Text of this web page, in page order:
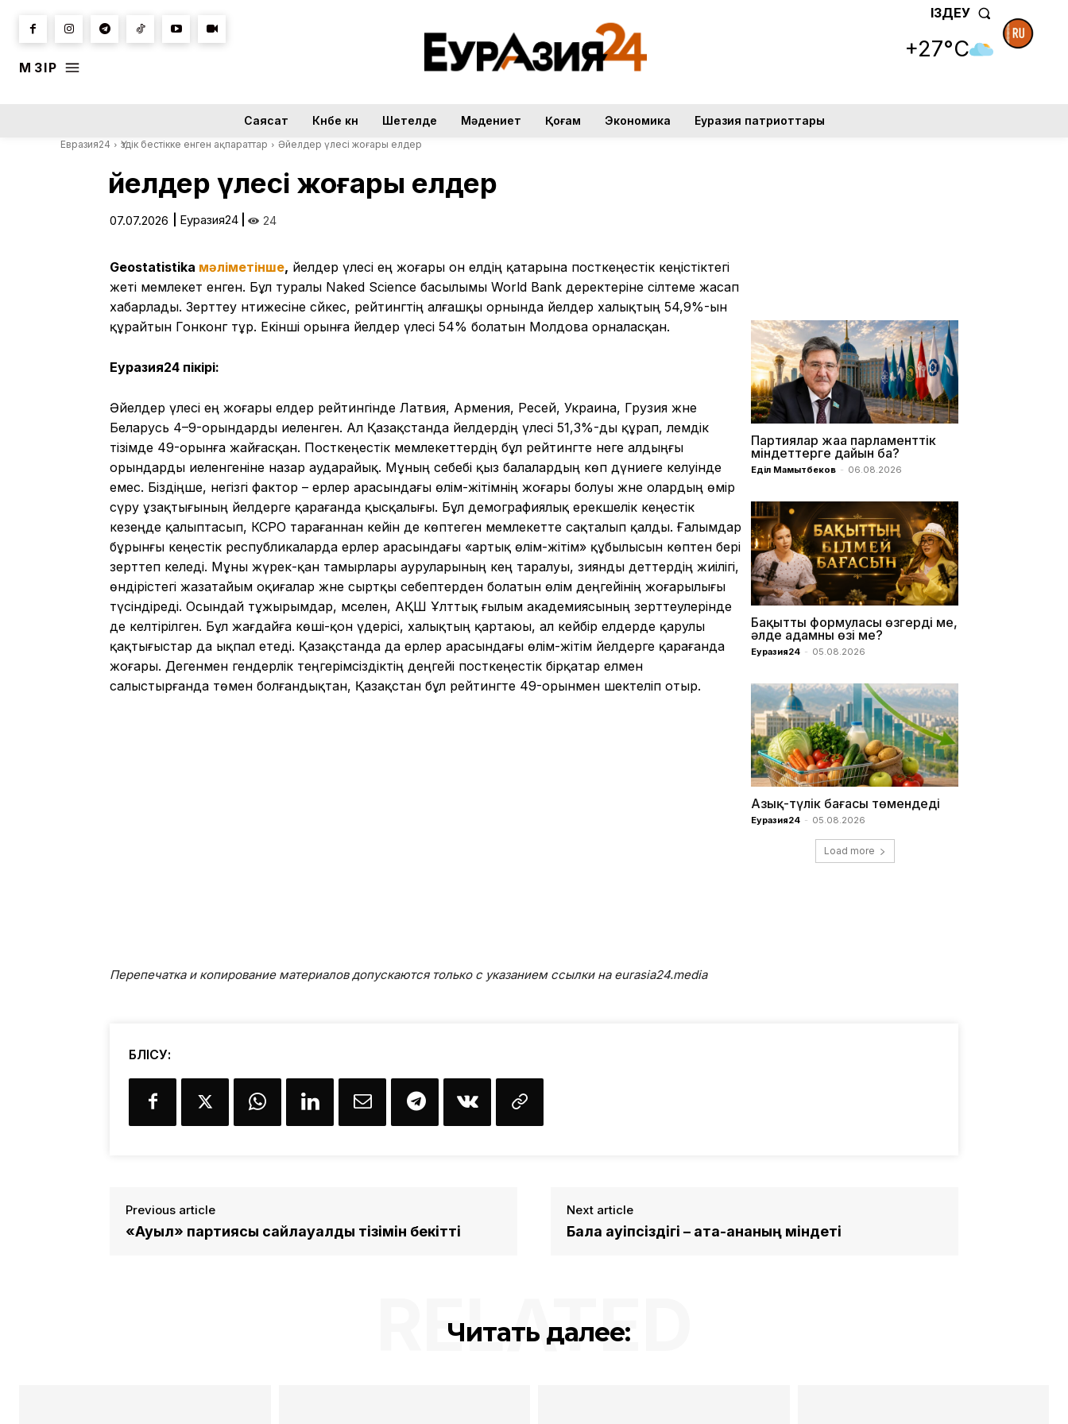
МӘЗІР
ІЗДЕУ
+27°C
Саясат Күнбе күн Шетелде Мәдениет Қоғам Экономика Еуразия патриоттары
Евразия24 Үздік бестікке енген ақпараттар Әйелдер үлесі жоғары елдер
Әйелдер үлесі жоғары елдер
07.07.2026 Еуразия24 24
Geostatistika мәліметінше, әйелдер үлесі ең жоғары он елдің қатарына посткеңестік кеңістіктегі
жеті мемлекет енген. Бұл туралы Naked Science басылымы World Bank деректеріне сілтеме жасап
хабарлады. Зерттеу нәтижесіне сәйкес, рейтингтің алғашқы орнында әйелдер халықтың 54,9%-ын
құрайтын Гонконг тұр. Екінші орынға әйелдер үлесі 54% болатын Молдова орналасқан.
Еуразия24 пікірі:
Әйелдер үлесі ең жоғары елдер рейтингінде Латвия, Армения, Ресей, Украина, Грузия және
Беларусь 4–9-орындарды иеленген. Ал Қазақстанда әйелдердің үлесі 51,3%-ды құрап, әлемдік
тізімде 49-орынға жайғасқан. Посткеңестік мемлекеттердің бұл рейтингте неге алдыңғы
орындарды иеленгеніне назар аударайық. Мұның себебі қыз балалардың көп дүниеге келуінде
емес. Біздіңше, негізгі фактор – ерлер арасындағы өлім-жітімнің жоғары болуы және олардың өмір
сүру ұзақтығының әйелдерге қарағанда қысқалығы. Бұл демографиялық ерекшелік кеңестік
кезеңде қалыптасып, КСРО тарағаннан кейін де көптеген мемлекетте сақталып қалды. Ғалымдар
бұрынғы кеңестік республикаларда ерлер арасындағы «артық өлім-жітім» құбылысын көптен бері
зерттеп келеді. Мұны жүрек-қан тамырлары ауруларының кең таралуы, зиянды әдеттердің жиілігі,
өндірістегі жазатайым оқиғалар және сыртқы себептерден болатын өлім деңгейінің жоғарылығы
түсіндіреді. Осындай тұжырымдар, мәселен, АҚШ Ұлттық ғылым академиясының зерттеулерінде
де келтірілген. Бұл жағдайға көші-қон үдерісі, халықтың қартаюы, ал кейбір елдерде қарулы
қақтығыстар да ықпал етеді. Қазақстанда да ерлер арасындағы өлім-жітім әйелдерге қарағанда
жоғары. Дегенмен гендерлік теңгерімсіздіктің деңгейі посткеңестік бірқатар елмен
салыстырғанда төмен болғандықтан, Қазақстан бұл рейтингте 49-орынмен шектеліп отыр.
Партиялар жаңа парламенттік
міндеттерге дайын ба?
Еділ Мамытбеков - 06.08.2026
Бақыттың формуласы өзгерді ме,
әлде адамның өзі ме?
Еуразия24 - 05.08.2026
Азық-түлік бағасы төмендеді
Еуразия24 - 05.08.2026
Load more
Перепечатка и копирование материалов допускаются только с указанием ссылки на eurasia24.media
БӨЛІСУ:
Previous article
«Ауыл» партиясы сайлауалды тізімін бекітті
Next article
Бала қауіпсіздігі – ата-ананың міндеті
Читать далее:
RELATED